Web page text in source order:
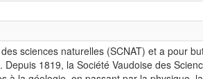
sciences naturelles (SCNAT) et a pour
1819, la Société Vaudoise des